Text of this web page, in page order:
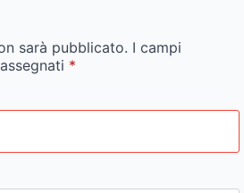
sarà pubblicato. I campi
*